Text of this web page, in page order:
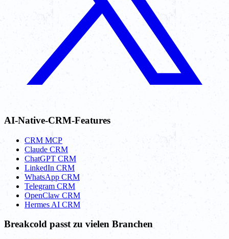
AI-Native-CRM-Features
CRM MCP
Claude CRM
ChatGPT CRM
LinkedIn CRM
WhatsApp CRM
Telegram CRM
OpenClaw CRM
Hermes AI CRM
Breakcold passt zu vielen Branchen